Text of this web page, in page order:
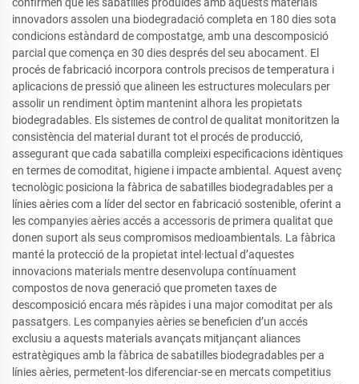
innovadors assolen una biodegradació completa en 180 dies sota
condicions estàndard de compostatge, amb una descomposició
parcial que comença en 30 dies després del seu abocament. El
procés de fabricació incorpora controls precisos de temperatura i
aplicacions de pressió que alineen les estructures moleculars per
assolir un rendiment òptim mantenint alhora les propietats
biodegradables. Els sistemes de control de qualitat monitoritzen la
consistència del material durant tot el procés de producció,
assegurant que cada sabatilla compleixi especificacions idèntiques
en termes de comoditat, higiene i impacte ambiental. Aquest avenç
tecnològic posiciona la fàbrica de sabatilles biodegradables per a
línies aèries com a líder del sector en fabricació sostenible, oferint a
les companyies aèries accés a accessoris de primera qualitat que
donen suport als seus compromisos medioambientals. La fàbrica
manté la protecció de la propietat intel·lectual d’aquestes
innovacions materials mentre desenvolupa contínuament
compostos de nova generació que prometen taxes de
descomposició encara més ràpides i una major comoditat per als
passatgers. Les companyies aèries se beneficien d’un accés
exclusiu a aquests materials avançats mitjançant aliances
estratègiques amb la fàbrica de sabatilles biodegradables per a
línies aèries, permetent-los diferenciar-se en mercats competitius